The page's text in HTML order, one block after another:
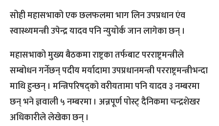
सोही महासभाको एक छलफलमा भाग लिन उपप्रधान एंव
स्वास्थ्यमन्त्री उपेन्द्र यादव पनि न्युयोर्क जान लागेका छन् ।
महासभाको मुख्य बैठकमा राष्ट्रका तर्फबाट परराष्ट्रमन्त्रीले
सम्बोधन गर्नेछन् पदीय मर्यादामा उपप्रधानमन्त्री परराष्ट्रमन्त्रीभन्दा
माथि हुन्छन् । मन्त्रिपरिषद्को वरीयतामा पनि यादव ३ नम्बरमा
छन् भने ज्ञवाली ५ नम्बरमा । अन्नपूर्ण पोस्ट् दैनिकमा चन्द्रशेखर
अधिकारीले लेखेका छन् ।